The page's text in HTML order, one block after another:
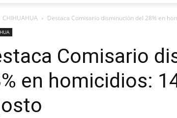
CHIHUAHUA Destaca Comisario disminución del 28% en
Comisario
en homicidios: